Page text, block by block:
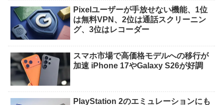
Pixelユーザーが手放せない機能、1位
は無料VPN、2位は通話スクリーニン
グ、3位はレコーダー
スマホ市場で高価格モデルへの移行が
加速 iPhone 17やGalaxy S26が好調
PlayStation 2のエミュレーションにも